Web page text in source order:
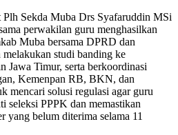
Plh Sekda Muba Drs Syafaruddin MSi
perwakilan guru menghasilkan
Muba bersama DPRD dan
studi banding ke
Jawa Timur, serta berkoordinasi
Kemenpan RB, BKN, dan
mencari solusi regulasi agar guru
seleksi PPPK dan memastikan
yang belum diterima selama 11